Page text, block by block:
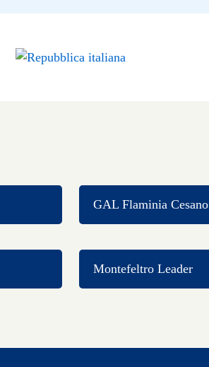
GAL Flaminia Cesano
Montefeltro Leader